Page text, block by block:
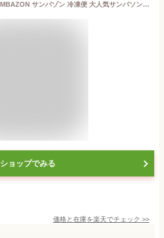
【冷凍アサイー】 SAMBAZON サンバゾン 冷凍便 大人気サンバソン アサイースムージーパック 無糖 100g×8パック 2個セット アサイー 冷凍 コストコ アサイーボウル アサイーボール 砂糖不使用 商品 コストコ食品 大容量パック 冷凍アサイー パッケージ変更の可能性あり
ショップでみる
価格と在庫を楽天でチェック >>